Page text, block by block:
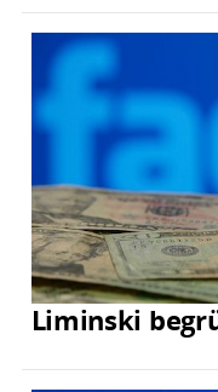
Liminski